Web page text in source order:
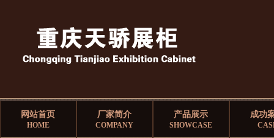
网站首页
HOME
厂家简介
COMPANY
产品展示
SHOWCASE
成功